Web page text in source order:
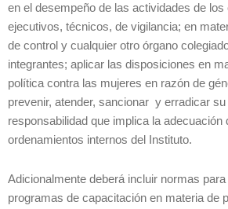
en el desempeño de las actividades de
ejecutivos, técnicos, de vigilancia; en
de control y cualquier otro órgano
integrantes; aplicar las disposiciones en
política contra las mujeres en razón de
prevenir, atender, sancionar y erradicar su
responsabilidad que implica la adecuación
ordenamientos internos del Instituto.
Adicionalmente deberá incluir normas
programas de capacitación en materia de